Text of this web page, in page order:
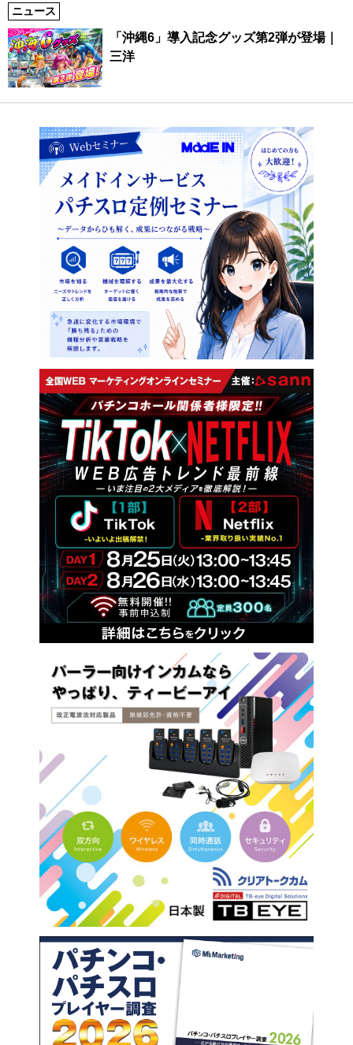
ニュース
「沖縄6」導入記念グッズ第2弾が登場｜
三洋